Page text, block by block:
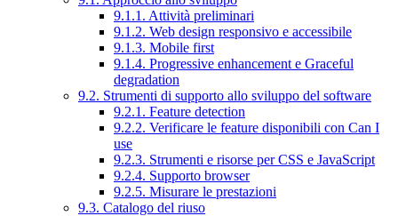
9.1.1. Attività preliminari
9.1.2. Web design responsivo e accessibile
9.1.3. Mobile first
9.1.4. Progressive enhancement e Graceful
degradation
9.2. Strumenti di supporto allo sviluppo del software
9.2.1. Feature detection
9.2.2. Verificare le feature disponibili con Can I
use
9.2.3. Strumenti e risorse per CSS e JavaScript
9.2.4. Supporto browser
9.2.5. Misurare le prestazioni
9.3. Catalogo del riuso